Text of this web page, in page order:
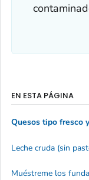
EN ESTA PÁGINA
Leche cruda (sin
Muéstreme los